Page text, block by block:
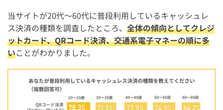
当サイトが20代～60代に普段利用しているキャッシュレ
ス決済の種類を調査したところ、 全体の傾向としてクレジ
ットカード、QRコード決済、交通系電子マネーの順に多
いことがわかりました。